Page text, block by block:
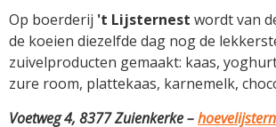
Op boerderij 't Lijsternest wordt van
de koeien diezelfde dag nog de
zuivelproducten gemaakt: kaas,
zure room, plattekaas, karnemelk,
Voetweg 4, 8377 Zuienkerke –